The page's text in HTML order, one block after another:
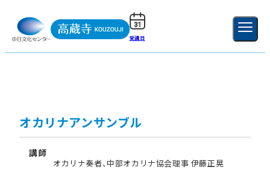
受講日 新規登録
オカリナアンサンブル
講師
オカリナ奏者、中部オカリナ協会理事 伊藤正晃